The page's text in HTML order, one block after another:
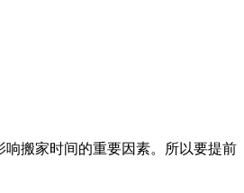
搬家时间的重要因素。所以要提前